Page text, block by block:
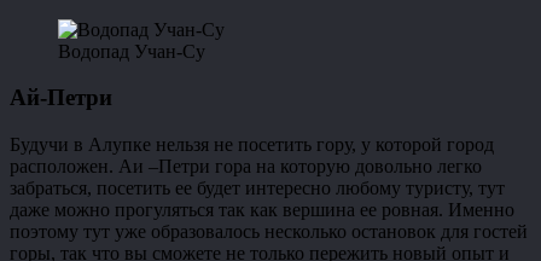
Водопад Учан-Су
Ай-Петри
Будучи в Алупке нельзя не посетить гору, у которой город
расположен. Аи –Петри гора на которую довольно легко
забраться, посетить ее будет интересно любому туристу, тут
даже можно прогуляться так как вершина ее ровная. Именно
поэтому тут уже образовалось несколько остановок для гостей
горы, так что вы сможете не только пережить новый опыт и